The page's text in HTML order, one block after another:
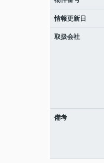
情報更新日
取扱会社
備考